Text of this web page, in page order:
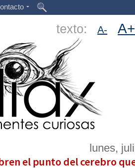
texto: A- A+
lunes,
el punto del cerebro